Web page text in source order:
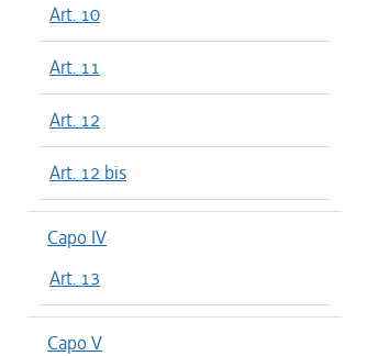
Art. 10
Art. 11
Art. 12
Art. 12 bis
Capo IV
Art. 13
Capo V